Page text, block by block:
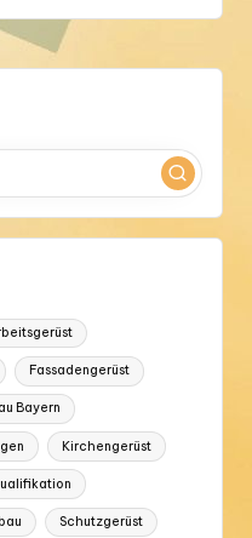
Fassadengerüst
Bayern
Kirchengerüst
Schutzgerüst